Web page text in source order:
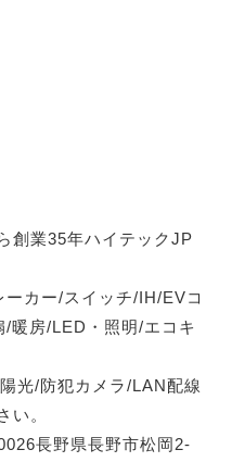
創業35年ハイテックJP
カー/スイッチ/IH/EVコ
暖房/LED・照明/エコキ
光/防犯カメラ/LAN配線
い。
長野県長野市松岡2-